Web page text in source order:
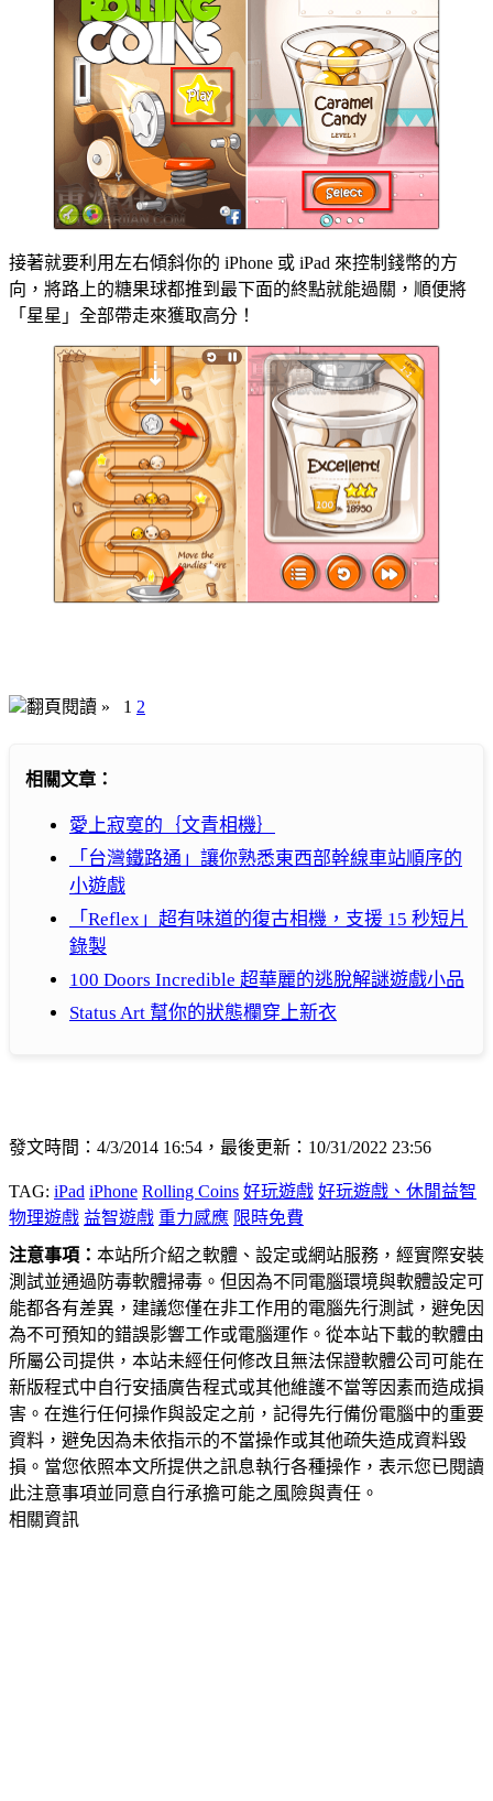
接著就要利用左右傾斜你的 iPhone 或 iPad 來控制錢幣的方
向，將路上的糖果球都推到最下面的終點就能過關，順便將
「星星」全部帶走來獲取高分！
翻頁閱讀 » 1 2
相關文章：
愛上寂寞的｛文青相機｝
「台灣鐵路通」讓你熟悉東西部幹線車站順序的
小遊戲
「Reflex」超有味道的復古相機，支援 15 秒短片
錄製
100 Doors Incredible 超華麗的逃脫解謎遊戲小品
Status Art 幫你的狀態欄穿上新衣
發文時間：4/3/2014 16:54，最後更新：10/31/2022 23:56
TAG: iPad iPhone Rolling Coins 好玩遊戲 好玩遊戲、休閒益智
物理遊戲 益智遊戲 重力感應 限時免費
注意事項： 本站所介紹之軟體、設定或網站服務，經實際安裝
測試並通過防毒軟體掃毒。但因為不同電腦環境與軟體設定可
能都各有差異，建議您僅在非工作用的電腦先行測試，避免因
為不可預知的錯誤影響工作或電腦運作。從本站下載的軟體由
所屬公司提供，本站未經任何修改且無法保證軟體公司可能在
新版程式中自行安插廣告程式或其他維護不當等因素而造成損
害。在進行任何操作與設定之前，記得先行備份電腦中的重要
資料，避免因為未依指示的不當操作或其他疏失造成資料毀
損。當您依照本文所提供之訊息執行各種操作，表示您已閱讀
此注意事項並同意自行承擔可能之風險與責任。
相關資訊